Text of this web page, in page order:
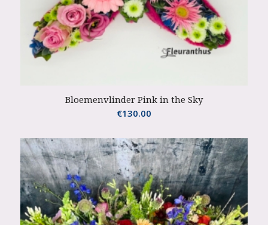
Bloemenvlinder Pink in the Sky
€130.00